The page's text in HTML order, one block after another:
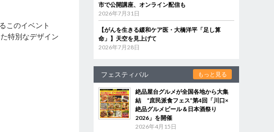
このイベント
特別なデザイン
市で公開講座、オンライン配信も
2026年7月31日
【がんを生きる緩和ケア医・大橋洋平「足し算
命」】天空を見上げて
2026年7月28日
フェスティバル もっと見る
絶品屋台グルメが全国各地から大集
結 “庶民派食フェス”第4回「川口×
絶品グルメビール＆日本酒祭り
2026」を開催
2026年4月15日